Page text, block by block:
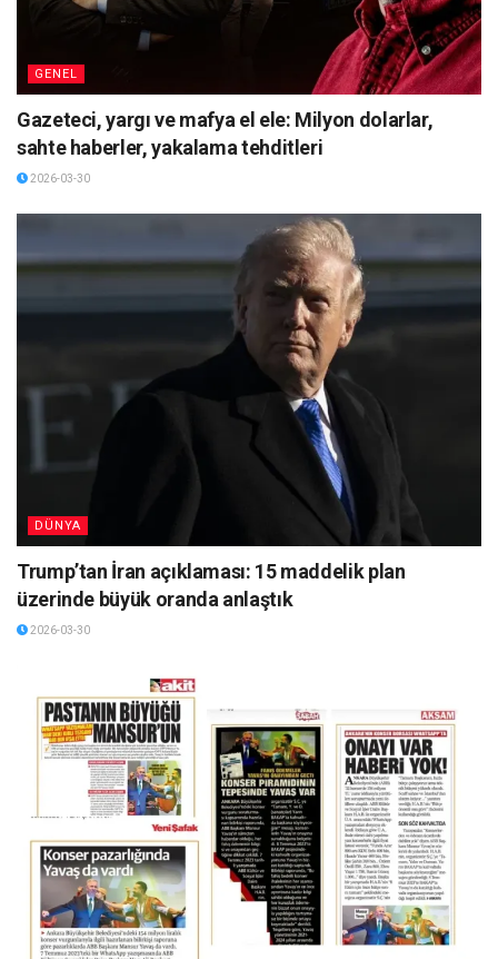
GENEL
Gazeteci, yargı ve mafya el ele: Milyon dolarlar,
sahte haberler, yakalama tehditleri
2026-03-30
DÜNYA
Trump’tan İran açıklaması: 15 maddelik plan
üzerinde büyük oranda anlaştık
2026-03-30